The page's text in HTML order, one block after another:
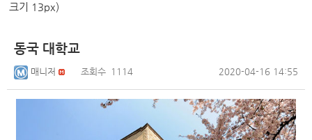
크기 13px)
동국 대학교
매니저 조회수 1114 2020-04-16 14:55